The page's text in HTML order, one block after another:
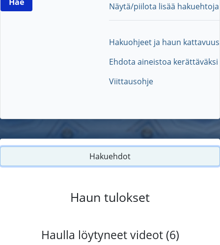
Näytä/piilota lisää hakuehtoja
Hakuohjeet ja haun kattavuus
Ehdota aineistoa kerättäväksi
Viittausohje
Hakuehdot
Haun tulokset
Haulla löytyneet videot (6)